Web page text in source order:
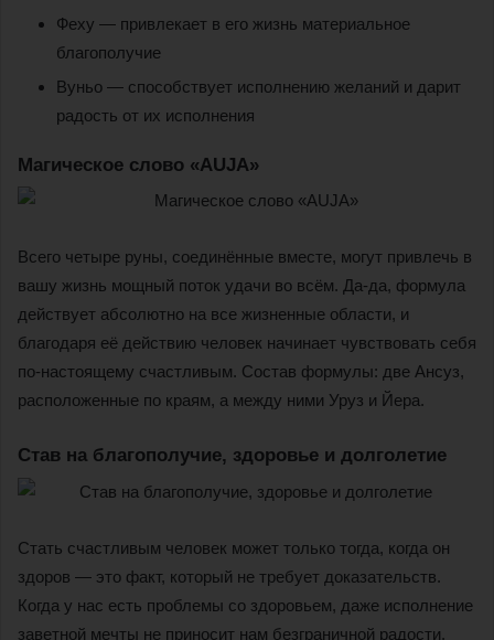
Феху — привлекает в его жизнь материальное
благополучие
Вуньо — способствует исполнению желаний и дарит
радость от их исполнения
Магическое слово «AUJA»
Всего четыре руны, соединённые вместе, могут привлечь в
вашу жизнь мощный поток удачи во всём. Да-да, формула
действует абсолютно на все жизненные области, и
благодаря её действию человек начинает чувствовать себя
по-настоящему счастливым. Состав формулы: две Ансуз,
расположенные по краям, а между ними Уруз и Йера.
Став на благополучие, здоровье и долголетие
Стать счастливым человек может только тогда, когда он
здоров — это факт, который не требует доказательств.
Когда у нас есть проблемы со здоровьем, даже исполнение
заветной мечты не приносит нам безграничной радости.